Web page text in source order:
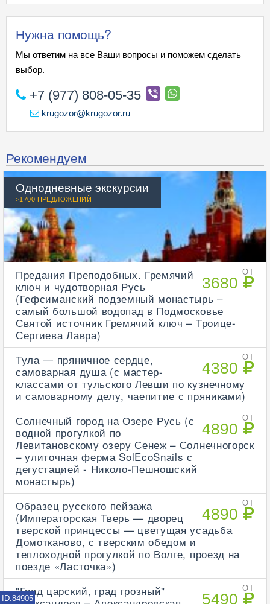
Нужна помощь?
Мы ответим на все Ваши вопросы и поможем сделать
выбор.
+7 (977) 808-05-35
krugozor@krugozor.ru
Рекомендуем
Однодневные экскурсии
>1700 ПРЕДЛОЖЕНИЙ
ОТ
3680
Предания Преподобных. Гремячий
ключ и чудотворная Русь
(Гефсиманский подземный монастырь –
самый большой водопад в Подмосковье
Святой источник Гремячий ключ – Троице-
Сергиева Лавра)
ОТ
4380
Тула — пряничное сердце,
самоварная душа (с мастер-
классами от тульского Левши по кузнечному
и самоварному делу, чаепитие с пряниками)
ОТ
4890
Солнечный город на Озере Русь (с
водной прогулкой по
Левитановскому озеру Сенеж – Солнечногорск
– улиточная ферма SolEcoSnails с
дегустацией - Николо-Пешношский
монастырь)
ОТ
4890
Образец русского пейзажа
(Императорская Тверь — дворец
тверской принцессы — цветущая усадьба
Домотканово, с тверским обедом и
теплоходной прогулкой по Волге, проезд на
поезде «Ласточка»)
ОТ
5490
"Град царский, град грозный"
ID:84905